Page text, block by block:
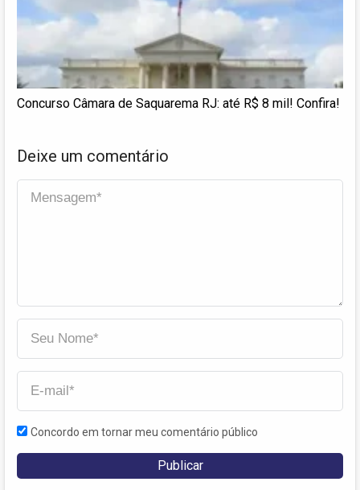
Concurso Câmara de Saquarema RJ: até R$ 8 mil! Confira!
Deixe um comentário
Concordo em tornar meu comentário público